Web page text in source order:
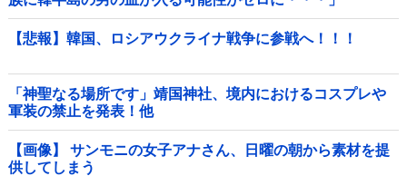
【悲報】韓国、ロシアウクライナ戦争に参戦へ！！！
「神聖なる場所です」靖国神社、境内におけるコスプレや
軍装の禁止を発表！他
【画像】 サンモニの女子アナさん、日曜の朝から素材を提
供してしまう